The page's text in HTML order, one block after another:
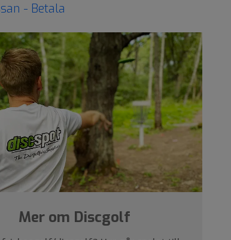
- Betala
Mer om Discgolf